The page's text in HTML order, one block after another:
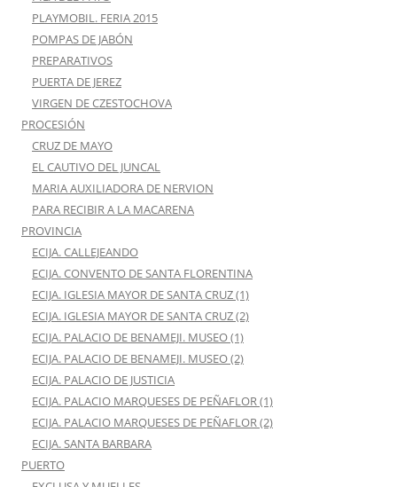
PLAYMOBIL. FERIA 2015
POMPAS DE JABÓN
PREPARATIVOS
PUERTA DE JEREZ
VIRGEN DE CZESTOCHOVA
PROCESIÓN
CRUZ DE MAYO
EL CAUTIVO DEL JUNCAL
MARIA AUXILIADORA DE NERVION
PARA RECIBIR A LA MACARENA
PROVINCIA
ECIJA. CALLEJEANDO
ECIJA. CONVENTO DE SANTA FLORENTINA
ECIJA. IGLESIA MAYOR DE SANTA CRUZ (1)
ECIJA. IGLESIA MAYOR DE SANTA CRUZ (2)
ECIJA. PALACIO DE BENAMEJI. MUSEO (1)
ECIJA. PALACIO DE BENAMEJI. MUSEO (2)
ECIJA. PALACIO DE JUSTICIA
ECIJA. PALACIO MARQUESES DE PEÑAFLOR (1)
ECIJA. PALACIO MARQUESES DE PEÑAFLOR (2)
ECIJA. SANTA BARBARA
PUERTO